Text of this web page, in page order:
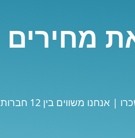
מחירים
השוואת מחירים להשכרת רכב בויילס | המלצות ואזהרות עדכניות של לקוחות ששכרו | אנחנו משווים בין 12 חברות